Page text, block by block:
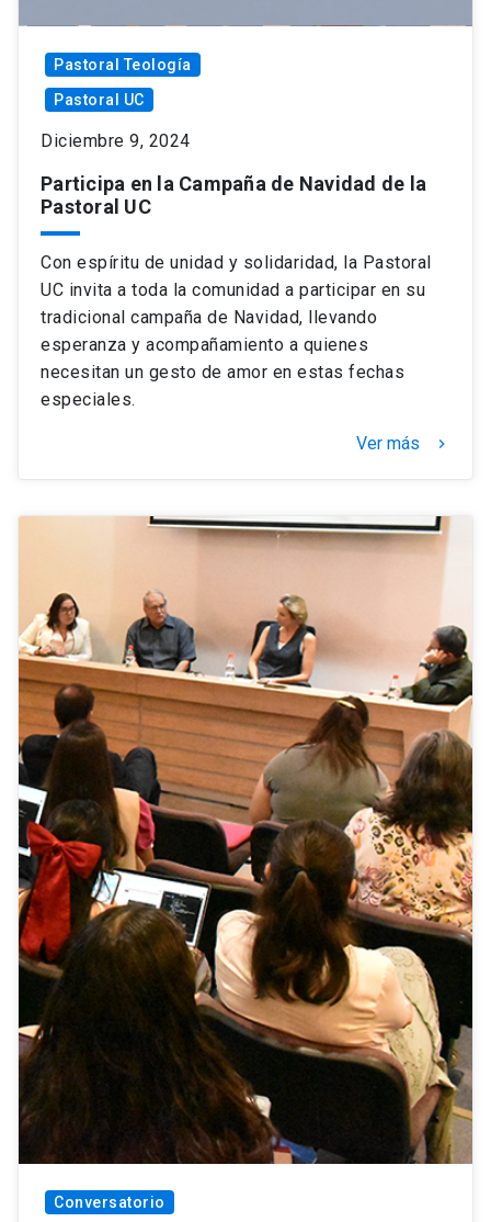
Pastoral Teología
Pastoral UC
Diciembre 9, 2024
Participa en la Campaña de Navidad de la
Pastoral UC
Con espíritu de unidad y solidaridad, la Pastoral
UC invita a toda la comunidad a participar en su
tradicional campaña de Navidad, llevando
esperanza y acompañamiento a quienes
necesitan un gesto de amor en estas fechas
especiales.
Ver más keyboard_arrow_right
Conversatorio